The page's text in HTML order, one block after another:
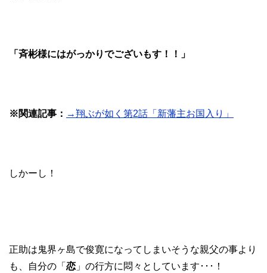
「斉彬様にはがっかりでございもす！！」
※関連記事： →翔ぶが如く第2話「新藩主お国入り」
しかーし！
正助は鬼界ヶ島で俊寛になってしまいそうな親父の事より
も、自分の「 恋 」の行方に悶々としています･･･！